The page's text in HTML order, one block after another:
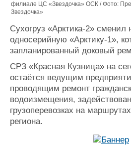
филиале ЦС «Звездочка» ОСК / Фото:
Звездочка»
Сухогруз «Арктика-2» сменил
односерийную «Арктику-1»,
запланированный доковый
СРЗ «Красная Кузница» на
остаётся ведущим
проводящим ремонт
водоизмещения,
грузоперевозках на
региона.